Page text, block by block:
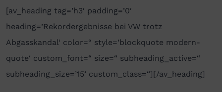
[av_heading tag=’h3′ padding=’0′
heading=’Rekordergebnisse bei VW trotz
Abgasskandal‘ color=“ style=’blockquote modern-
quote‘ custom_font=“ size=“ subheading_active=“
subheading_size=’15‘ custom_class=“][/av_heading]